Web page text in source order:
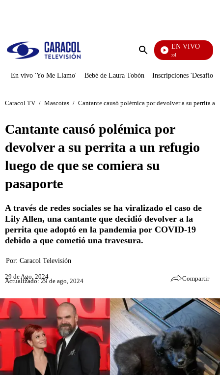
Enviar
EN VIVO
Noticias Caracol
En vivo 'Yo Me Llamo' Bebé de Laura Tobón Inscripciones 'Desafío'
Caracol TV / Mascotas / Cantante causó polémica por devolver a su perrita a
Cantante causó polémica por
devolver a su perrita a un refugio
luego de que se comiera su
pasaporte
A través de redes sociales se ha viralizado el caso de
Lily Allen, una cantante que decidió devolver a la
perrita que adoptó en la pandemia por COVID-19
debido a que cometió una travesura.
Por: Caracol Televisión
29 de Ago, 2024
Actualizado: 29 de ago, 2024 Compartir